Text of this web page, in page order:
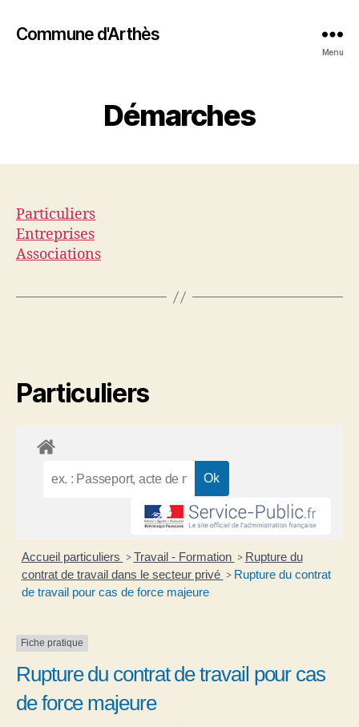
Commune d'Arthès
Menu
Démarches
Particuliers
Entreprises
Associations
Particuliers
Accueil particuliers > Travail - Formation > Rupture du
contrat de travail dans le secteur privé > Rupture du contrat
de travail pour cas de force majeure
Fiche pratique
Rupture du contrat de travail pour cas
de force majeure